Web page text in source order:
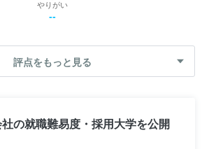
やりがい
--
評点をもっと見る
の就職難易度・採用大学を公開